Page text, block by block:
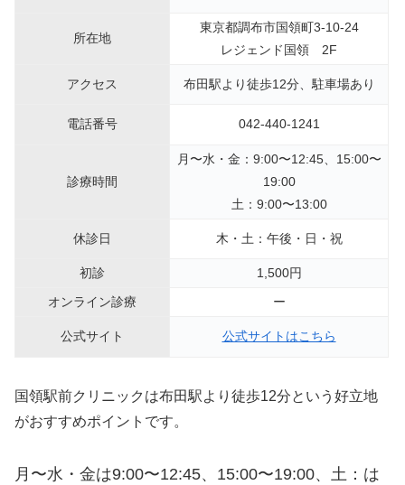
所在地
東京都調布市国領町3-10-24
レジェンド国領 2F
アクセス 布田駅より徒歩12分、駐車場あり
電話番号 042-440-1241
診療時間
月〜水・金：9:00〜12:45、15:00〜
19:00
土：9:00〜13:00
休診日 木・土：午後・日・祝
初診
1,500円
オンライン診療
ー
公式サイト 公式サイトはこちら
国領駅前クリニックは布田駅より徒歩12分という好立地
がおすすめポイントです。
月〜水・金は9:00〜12:45、15:00〜19:00、土：は